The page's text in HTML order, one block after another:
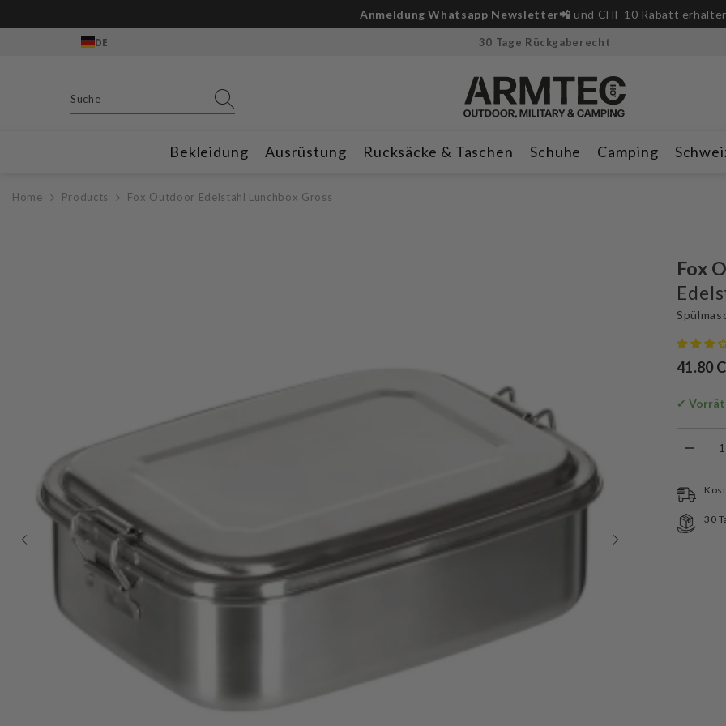
Anmeldung Whatsapp Newsletter📲 und CHF 10 Rabatt
DE 30 Tage Rückgaberecht
Bekleidung Ausrüstung Rucksäcke & Taschen Schuhe Camping
Home Products Fox Outdoor Edelstahl Lunchbox Gross
Fox
41.80
✔
Menge
Fox
Outdoor
Edelstahl
30